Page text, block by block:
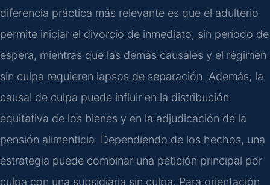
diferencia práctica más relevante es que el adulterio
permite iniciar el divorcio de inmediato, sin período de
espera, mientras que las demás causales y el régimen
sin culpa requieren lapsos de separación. Además, la
causal de culpa puede influir en la distribución
equitativa de los bienes y en la adjudicación de la
pensión alimenticia. Dependiendo de los hechos, una
estrategia puede combinar una petición principal por
culpa con una subsidiaria sin culpa. Para orientación